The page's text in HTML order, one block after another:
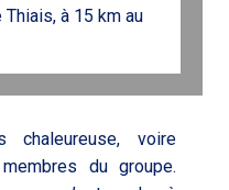
à 15 km au
voire
du groupe.